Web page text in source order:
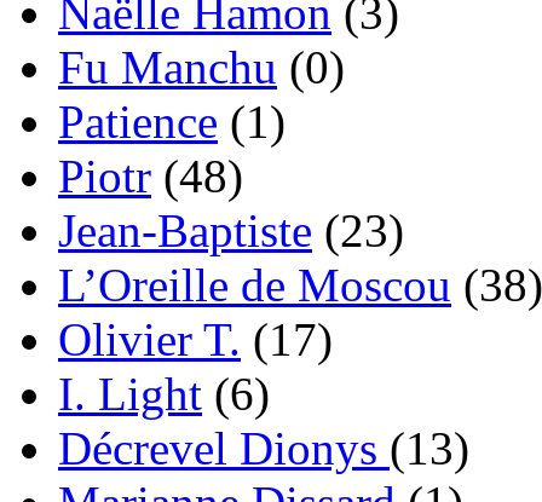
Naëlle Hamon (3)
Fu Manchu (0)
Patience (1)
Piotr (48)
Jean-Baptiste (23)
L’Oreille de Moscou (38)
Olivier T. (17)
I. Light (6)
Décrevel Dionys (13)